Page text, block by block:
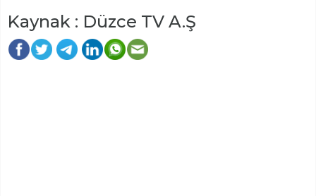
Kaynak : Düzce TV A.Ş